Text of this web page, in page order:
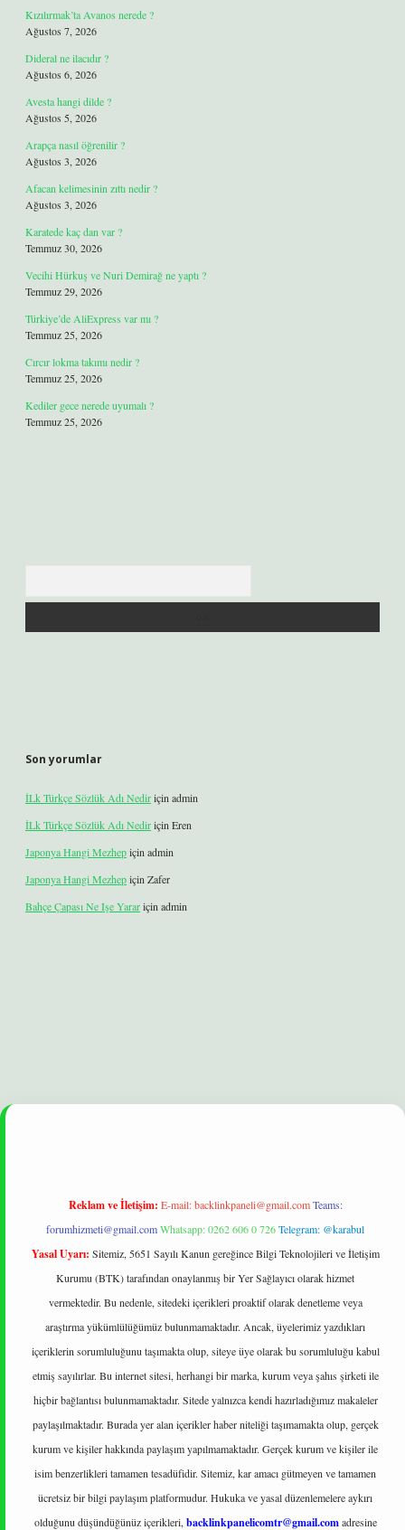
Kızılırmak’ta Avanos nerede ?
Ağustos 7, 2026
Dideral ne ilacıdır ?
Ağustos 6, 2026
Avesta hangi dilde ?
Ağustos 5, 2026
Arapça nasıl öğrenilir ?
Ağustos 3, 2026
Afacan kelimesinin zıttı nedir ?
Ağustos 3, 2026
Karatede kaç dan var ?
Temmuz 30, 2026
Vecihi Hürkuş ve Nuri Demirağ ne yaptı ?
Temmuz 29, 2026
Türkiye’de AliExpress var mı ?
Temmuz 25, 2026
Cırcır lokma takımı nedir ?
Temmuz 25, 2026
Kediler gece nerede uyumalı ?
Temmuz 25, 2026
Son yorumlar
İLk Türkçe Sözlük Adı Nediriçin admin
İLk Türkçe Sözlük Adı Nediriçin Eren
Japonya Hangi Mezhepiçin admin
Japonya Hangi Mezhepiçin Zafer
Bahçe Çapası Ne Işe Yarariçin admin
betexper yeni girişilbet
Reklam ve İletişim: E-mail:backlinkpaneli@gmail.com Teams:
forumhizmeti@gmail.comWhatsapp: 0262 606 0 726Telegram: @karabul
Yasal Uyarı: Sitemiz, 5651 Sayılı Kanun gereğince Bilgi Teknolojileri ve İletişim
Kurumu (BTK) tarafından onaylanmış bir Yer Sağlayıcı olarak hizmet
vermektedir. Bu nedenle, sitedeki içerikleri proaktif olarak denetleme veya
araştırma yükümlülüğümüz bulunmamaktadır. Ancak, üyelerimiz yazdıkları
içeriklerin sorumluluğunu taşımakta olup, siteye üye olarak bu sorumluluğu kabul
etmiş sayılırlar. Bu internet sitesi, herhangi bir marka, kurum veya şahıs şirketi ile
hiçbir bağlantısı bulunmamaktadır. Sitede yalnızca kendi hazırladığımız makaleler
paylaşılmaktadır. Burada yer alan içerikler haber niteliği taşımamakta olup, gerçek
kurum ve kişiler hakkında paylaşım yapılmamaktadır. Gerçek kurum ve kişiler ile
isim benzerlikleri tamamen tesadüfidir. Sitemiz, kar amacı gütmeyen ve tamamen
ücretsiz bir bilgi paylaşım platformudur. Hukuka ve yasal düzenlemelere aykırı
olduğunu düşündüğünüz içerikleri, backlinkpanelicomtr@gmail.comadresine